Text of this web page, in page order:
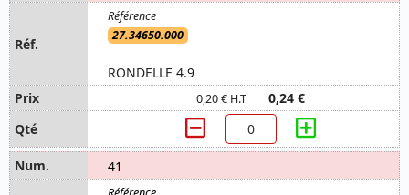
27.34650.000
RONDELLE 4.9
0,20 € H.T 0,24 €
41